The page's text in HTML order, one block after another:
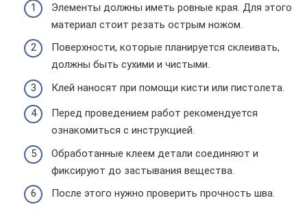
Элементы должны иметь ровные края. Для этого
материал стоит резать острым ножом.
Поверхности, которые планируется склеивать,
должны быть сухими и чистыми.
Клей наносят при помощи кисти или пистолета.
Перед проведением работ рекомендуется
ознакомиться с инструкцией.
Обработанные клеем детали соединяют и
фиксируют до застывания вещества.
После этого нужно проверить прочность шва.